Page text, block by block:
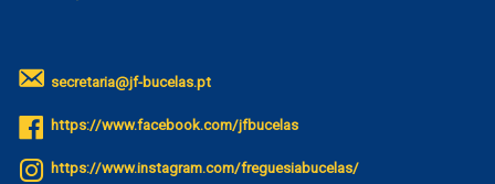
secretaria@jf-bucelas.pt
https://www.facebook.com/jfbucelas
https://www.instagram.com/freguesiabucelas/